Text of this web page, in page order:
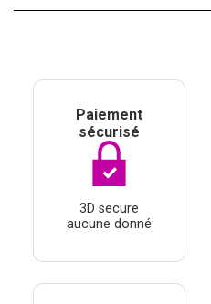
Paiement
sécurisé
3D secure
aucune donné